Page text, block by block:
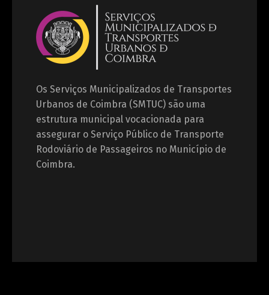
Os Serviços Municipalizados de Transportes
Urbanos de Coimbra (SMTUC) são uma
estrutura municipal vocacionada para
assegurar o Serviço Público de Transporte
Rodoviário de Passageiros no Município de
Coimbra.